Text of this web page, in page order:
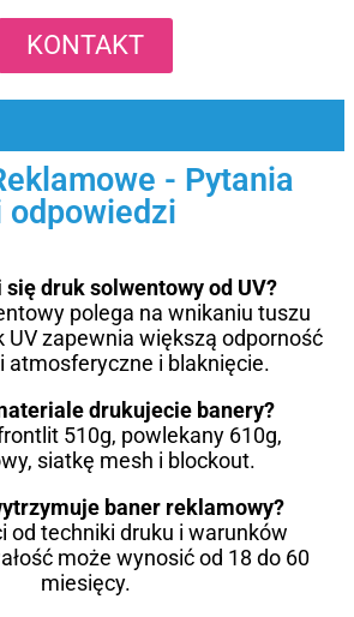
KONTAKT
- Pytania
odpowiedzi
się druk solwentowy od UV?
polega na wnikaniu tuszu
UV zapewnia większą odporność
atmosferyczne i blaknięcie.
drukujecie banery?
510g, powlekany 610g,
siatkę mesh i blockout.
baner reklamowy?
od techniki druku i warunków
może wynosić od 18 do 60
miesięcy.